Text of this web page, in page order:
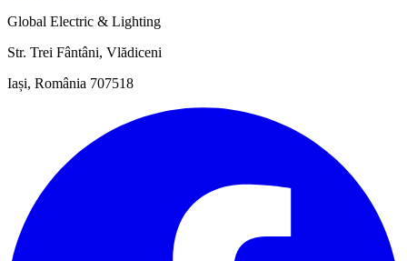
Global Electric & Lighting
Str. Trei Fântâni, Vlădiceni
Iași, România 707518